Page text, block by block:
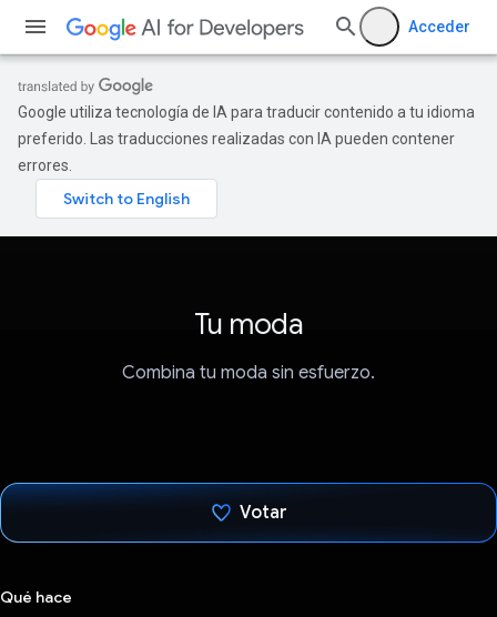
Acceder
Google utiliza tecnología de IA para traducir contenido a tu idioma
preferido. Las traducciones realizadas con IA pueden contener
errores.
Tu moda
Combina tu moda sin esfuerzo.
Votar
Qué hace